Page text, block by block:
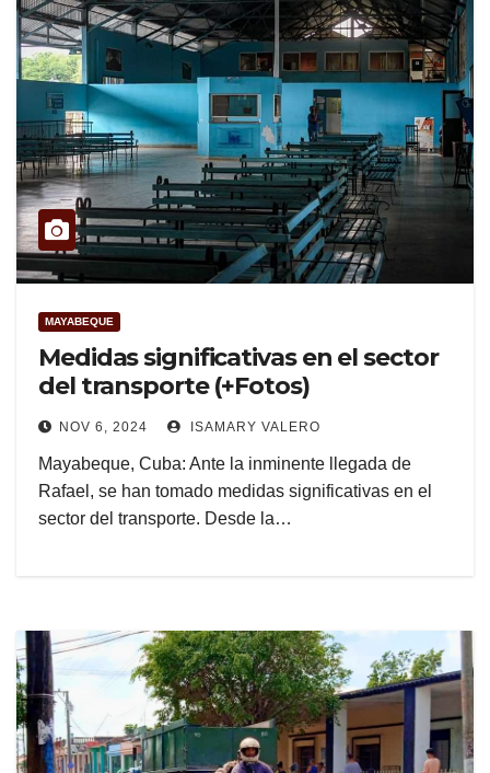
MAYABEQUE
Medidas significativas en el sector
del transporte (+Fotos)
NOV 6, 2024 ISAMARY VALERO
Mayabeque, Cuba: Ante la inminente llegada de
Rafael, se han tomado medidas significativas en el
sector del transporte. Desde la…